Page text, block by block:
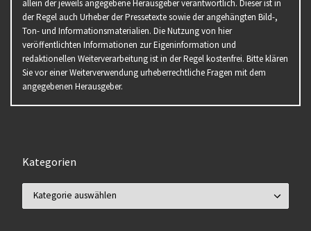
allein der jeweils angegebene Herausgeber verantwortlich. Dieser ist in
der Regel auch Urheber der Pressetexte sowie der angehängten Bild-,
Ton- und Informationsmaterialien. Die Nutzung von hier
veröffentlichten Informationen zur Eigeninformation und
redaktionellen Weiterverarbeitung ist in der Regel kostenfrei. Bitte klären
Sie vor einer Weiterverwendung urheberrechtliche Fragen mit dem
angegebenen Herausgeber.
Kategorien